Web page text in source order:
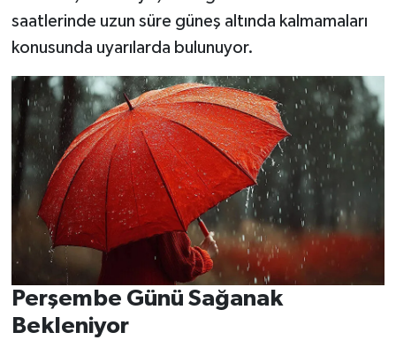
saatlerinde uzun süre güneş altında kalmamaları
konusunda uyarılarda bulunuyor.
Perşembe Günü Sağanak
Bekleniyor